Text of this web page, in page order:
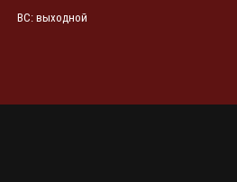
ВС: выходной